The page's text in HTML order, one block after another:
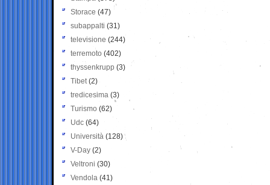
Storace (47)
subappalti (31)
televisione(244)
terremoto (402)
thyssenkrupp (3)
Tibet(2)
tredicesima (3)
Turismo (62)
Udc (64)
Università (128)
V-Day (2)
Veltroni (30)
Vendola (41)